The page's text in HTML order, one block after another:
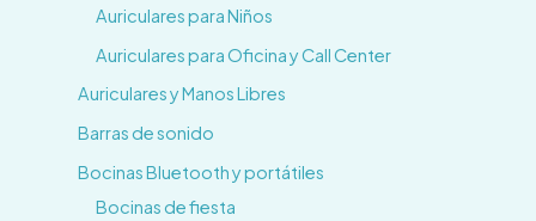
Auriculares para Niños
Auriculares para Oficina y Call Center
Auriculares y Manos Libres
Barras de sonido
Bocinas Bluetooth y portátiles
Bocinas de fiesta